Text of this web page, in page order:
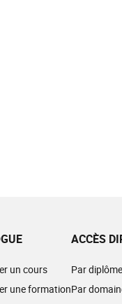
un cours
une formation
ACCÈS
Par diplôme
Par